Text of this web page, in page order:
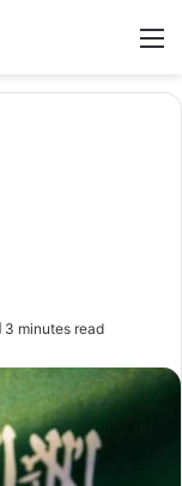
3 minutes read